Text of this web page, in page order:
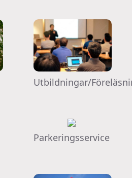
Utbildningar/
Parkeringsservice